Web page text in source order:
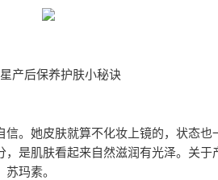
产后保养护肤小秘诀
。她皮肤就算不化妆上镜的，状态也
是肌肤看起来自然滋润有光泽。关于
玛素。